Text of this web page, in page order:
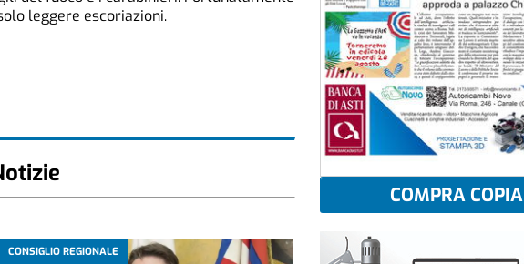
leggere escoriazioni.
CONSIGLIO REGIONALE
COMPRA COPIA